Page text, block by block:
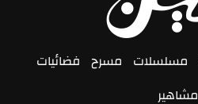
مسلسلات مسرح فضائيات
مشاهير